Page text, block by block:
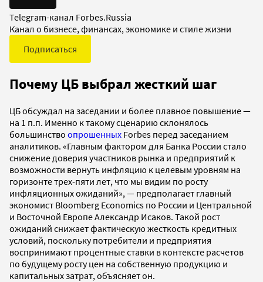
Telegram-канал Forbes.Russia
Канал о бизнесе, финансах, экономике и стиле жизни
Подписаться
Почему ЦБ выбрал жесткий шаг
ЦБ обсуждал на заседании и более плавное повышение —
на 1 п.п. Именно к такому сценарию склонялось
большинство опрошенных Forbes перед заседанием
аналитиков. «Главным фактором для Банка России стало
снижение доверия участников рынка и предприятий к
возможности вернуть инфляцию к целевым уровням на
горизонте трех-пяти лет, что мы видим по росту
инфляционных ожиданий», — предполагает главный
экономист Bloomberg Economics по России и Центральной
и Восточной Европе Александр Исаков. Такой рост
ожиданий снижает фактическую жесткость кредитных
условий, поскольку потребители и предприятия
воспринимают процентные ставки в контексте расчетов
по будущему росту цен на собственную продукцию и
капитальных затрат, объясняет он.